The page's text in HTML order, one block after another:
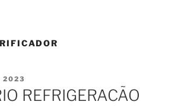
2023
REFRIGERACÃO